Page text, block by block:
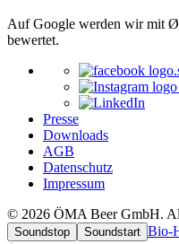
Auf Google werden wir mit Ø
bewertet.
Presse
Downloads
AGB
Datenschutz
Impressum
© 2026 ÖMA Beer GmbH.
Soundstop Soundstart Bio-